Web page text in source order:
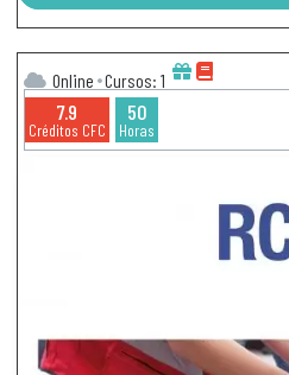
Online Cursos: 1
7.9
Créditos CFC
50
Horas